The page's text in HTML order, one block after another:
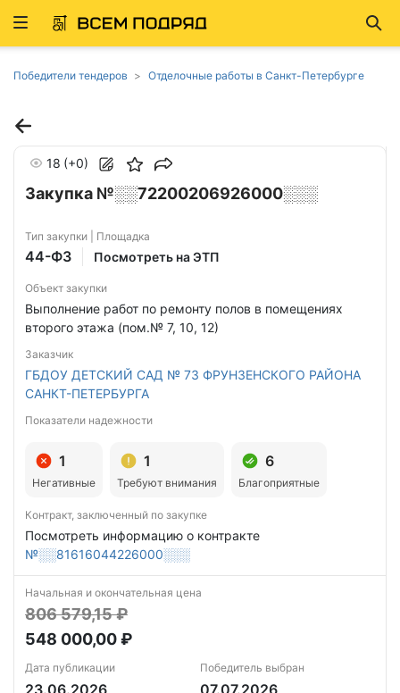
Развернуть
Победители тендеров Отделочные работы в Санкт-Петербурге
Закупка №░░72200206926000░░░
18 (+0)
Тип закупки | Площадка
44-ФЗ Посмотреть на ЭТП
Объект закупки
Выполнение работ по ремонту полов в помещениях
второго этажа (пом.№ 7, 10, 12)
Заказчик
ГБДОУ ДЕТСКИЙ САД № 73 ФРУНЗЕНСКОГО РАЙОНА
САНКТ-ПЕТЕРБУРГА
Показатели надежности
1
Негативные
1
Требуют внимания
6
Благоприятные
Контракт, заключенный по закупке
Посмотреть информацию о контракте
№░░81616044226000░░░
Начальная и окончательная цена
806 579,15 ₽
548 000,00 ₽
Дата публикации
23.06.2026
Победитель выбран
07.07.2026